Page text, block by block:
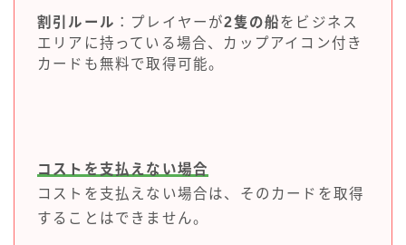
割引ルール ：プレイヤーが2隻の船をビジネス
エリアに持っている場合、カップアイコン付き
カードも無料で取得可能。
コストを支払えない場合
コストを支払えない場合は、そのカードを取得
することはできません。